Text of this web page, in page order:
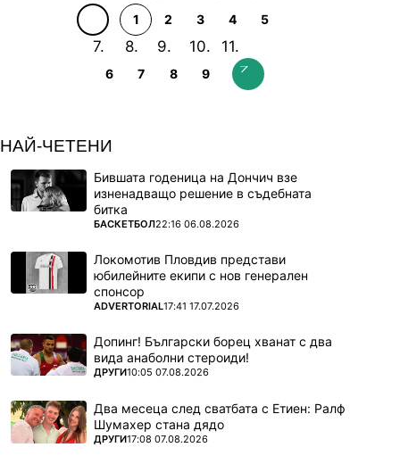
1 2 3 4 5
6 7 8 9
НАЙ-ЧЕТЕНИ
Бившата годеница на Дончич взе
изненадващо решение в съдебната
битка
ПОВЕЧЕ ОТ
БАСКЕТБОЛ22:16 06.08.2026
Локомотив Пловдив представи
юбилейните екипи с нов генерален
спонсор
ПОВЕЧЕ ОТ
ADVERTORIAL17:41 17.07.2026
Допинг! Български борец хванат с два
вида анаболни стероиди!
ПОВЕЧЕ ОТ
ДРУГИ10:05 07.08.2026
Два месеца след сватбата с Етиен: Ралф
Шумахер стана дядо
ПОВЕЧЕ ОТ
ДРУГИ17:08 07.08.2026